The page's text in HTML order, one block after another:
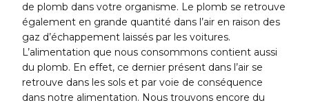
de plomb dans votre organisme. Le plomb se retrouve
également en grande quantité dans l’air en raison des
gaz d’échappement laissés par les voitures.
L’alimentation que nous consommons contient aussi
du plomb. En effet, ce dernier présent dans l’air se
retrouve dans les sols et par voie de conséquence
dans notre alimentation. Nous trouvons encore du